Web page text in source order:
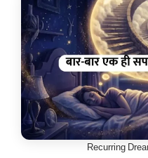
Recurring